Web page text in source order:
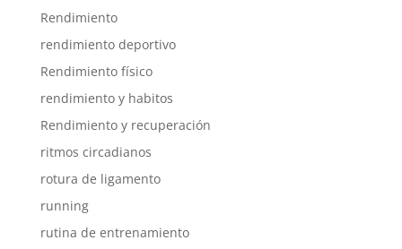
Rendimiento
rendimiento deportivo
Rendimiento físico
rendimiento y habitos
Rendimiento y recuperación
ritmos circadianos
rotura de ligamento
running
rutina de entrenamiento